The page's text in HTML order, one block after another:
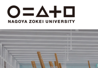
ー
バ
ル
へ
カ
ル
ナ
タ
ー
へ